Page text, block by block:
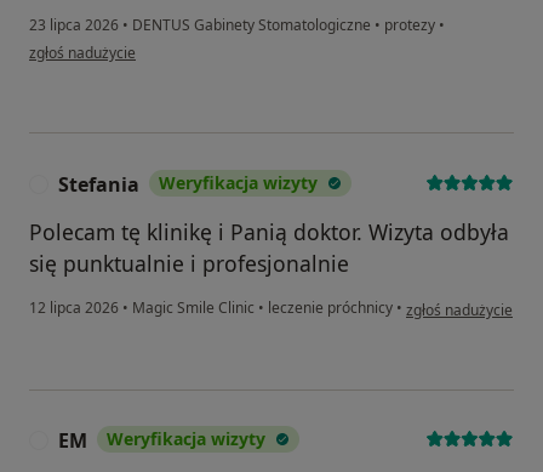
23 lipca 2026 • DENTUS Gabinety Stomatologiczne • protezy •
w opinii użytkownika Aleksandra
zgłoś nadużycie
Stefania Weryfikacja wizyty
Polecam tę klinikę i Panią doktor. Wizyta odbyła
się punktualnie i profesjonalnie
12 lipca 2026 • Magic Smile Clinic • leczenie próchnicy • w opinii
zgłoś nadużycie
EM Weryfikacja wizyty